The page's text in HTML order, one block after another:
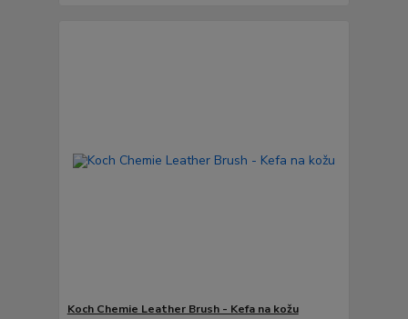
Koch Chemie Leather Brush - Kefa na kožu